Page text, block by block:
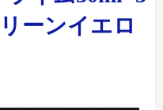
ーンイエロ